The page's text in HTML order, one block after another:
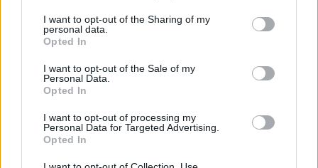
I want to opt-out of the Sharing of my
personal data.
Opted In
I want to opt-out of the Sale of my
Personal Data.
Opted In
I want to opt-out of processing my
Personal Data for Targeted Advertising.
Opted In